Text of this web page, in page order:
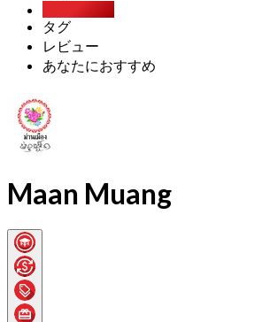
タグ
レビュー
あなたにおすすめ
Maan Muang